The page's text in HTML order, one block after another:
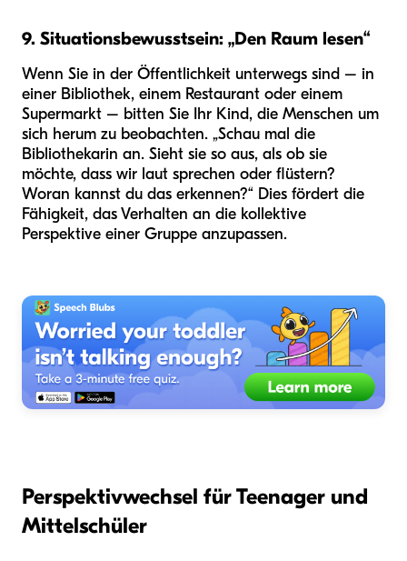
9. Situationsbewusstsein: „Den Raum lesen“
Wenn Sie in der Öffentlichkeit unterwegs sind – in
einer Bibliothek, einem Restaurant oder einem
Supermarkt – bitten Sie Ihr Kind, die Menschen um
sich herum zu beobachten. „Schau mal die
Bibliothekarin an. Sieht sie so aus, als ob sie
möchte, dass wir laut sprechen oder flüstern?
Woran kannst du das erkennen?“ Dies fördert die
Fähigkeit, das Verhalten an die kollektive
Perspektive einer Gruppe anzupassen.
Perspektivwechsel für Teenager und
Mittelschüler